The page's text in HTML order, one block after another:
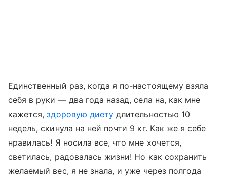
Единственный раз, когда я по-настоящему взяла
себя в руки — два года назад, села на, как мне
кажется,здоровую диету длительностью 10
недель, скинула на ней почти 9 кг. Как же я себе
нравилась! Я носила все, что мне хочется,
светилась, радовалась жизни! Но как сохранить
желаемый вес, я не знала, и уже через полгода